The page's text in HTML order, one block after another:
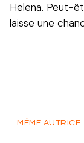
Helena. Peut-
laisse une
MÊME AUTRICE